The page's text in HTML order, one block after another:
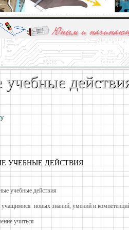
- Popular science
- Basics of electricity,
УЧЕБНЫЕ ДЕЙСТВИЯ
учебные действия
учащимися новых знаний, умений и
учиться